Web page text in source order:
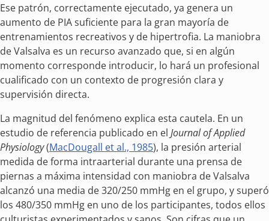
Ese patrón, correctamente ejecutado, ya genera un
aumento de PIA suficiente para la gran mayoría de
entrenamientos recreativos y de hipertrofia. La maniobra
de Valsalva es un recurso avanzado que, si en algún
momento corresponde introducir, lo hará un profesional
cualificado con un contexto de progresión clara y
supervisión directa.
La magnitud del fenómeno explica esta cautela. En un
estudio de referencia publicado en el Journal of Applied
Physiology(MacDougall et al., 1985), la presión arterial
medida de forma intraarterial durante una prensa de
piernas a máxima intensidad con maniobra de Valsalva
alcanzó una media de 320/250 mmHg en el grupo, y superó
los 480/350 mmHg en uno de los participantes, todos ellos